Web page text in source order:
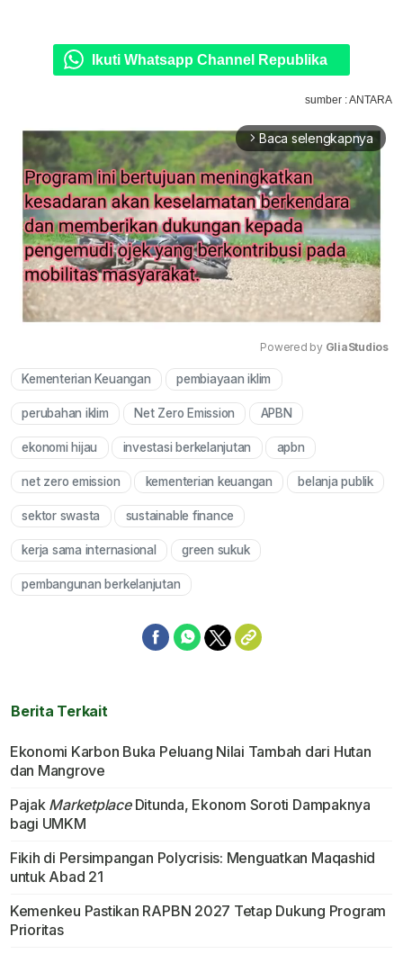
Ikuti Whatsapp Channel Republika
sumber : ANTARA
arrow_forward_ios Baca selengkapnya
Powered by GliaStudios
Kementerian Keuangan pembiayaan iklim
perubahan iklim Net Zero Emission APBN
ekonomi hijau investasi berkelanjutan apbn
net zero emission kementerian keuangan belanja publik
sektor swasta sustainable finance
kerja sama internasional green sukuk
pembangunan berkelanjutan
Berita Terkait
Ekonomi Karbon Buka Peluang Nilai Tambah dari Hutan
dan Mangrove
Pajak MarketplaceDitunda, Ekonom Soroti Dampaknya
bagi UMKM
Fikih di Persimpangan Polycrisis: Menguatkan Maqashid
untuk Abad 21
Kemenkeu Pastikan RAPBN 2027 Tetap Dukung Program
Prioritas